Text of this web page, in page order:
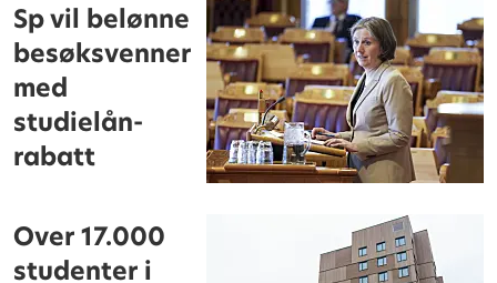
Sp vil belønne
besøksvenner
med
studielån-
rabatt
Over 17.000
studenter i